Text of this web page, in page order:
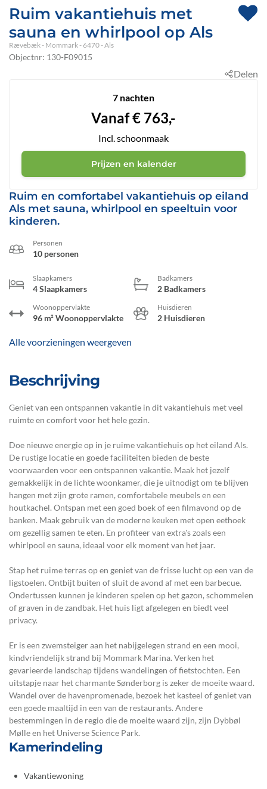
Ruim vakantiehuis met
sauna en whirlpool op Als
Rævebæk - Mommark - 6470 - Als
Objectnr: 130-F09015
Ruim en comfortabel vakantiehuis op eiland
Als met sauna, whirlpool en speeltuin voor
kinderen.
Personen
10 personen
Slaapkamers
4 Slaapkamers
Badkamers
2 Badkamers
Woonoppervlakte
96 m² Woonoppervlakte
Huisdieren
2 Huisdieren
Alle voorzieningen weergeven
Beschrijving
Geniet van een ontspannen vakantie in dit vakantiehuis met veel
ruimte en comfort voor het hele gezin.
Doe nieuwe energie op in je ruime vakantiehuis op het eiland Als.
De rustige locatie en goede faciliteiten bieden de beste
voorwaarden voor een ontspannen vakantie. Maak het jezelf
gemakkelijk in de lichte woonkamer, die je uitnodigt om te blijven
hangen met zijn grote ramen, comfortabele meubels en een
houtkachel. Ontspan met een goed boek of een filmavond op de
banken. Maak gebruik van de moderne keuken met open eethoek
om gezellig samen te eten. En profiteer van extra's zoals een
whirlpool en sauna, ideaal voor elk moment van het jaar.
Stap het ruime terras op en geniet van de frisse lucht op een van de
ligstoelen. Ontbijt buiten of sluit de avond af met een barbecue.
Ondertussen kunnen je kinderen spelen op het gazon, schommelen
of graven in de zandbak. Het huis ligt afgelegen en biedt veel
privacy.
Er is een zwemsteiger aan het nabijgelegen strand en een mooi,
kindvriendelijk strand bij Mommark Marina. Verken het
gevarieerde landschap tijdens wandelingen of fietstochten. Een
uitstapje naar het charmante Sønderborg is zeker de moeite waard.
Wandel over de havenpromenade, bezoek het kasteel of geniet van
een goede maaltijd in een van de restaurants. Andere
bestemmingen in de regio die de moeite waard zijn, zijn Dybbøl
Mølle en het Universe Science Park.
Kamerindeling
Vakantiewoning
Delen
7 nachten
Vanaf€ 763,-
Incl. schoonmaak
Prijzen en kalender